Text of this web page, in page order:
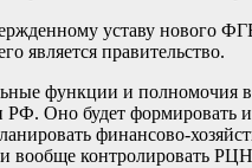
уставу нового
является правительство.
функции и полномочия
Оно будет формировать и
финансово-
и вообще контролировать